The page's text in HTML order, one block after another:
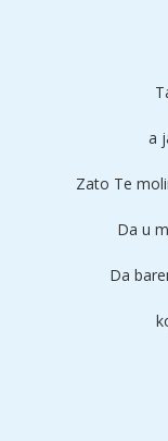
a
Zato Te
Da u
Da